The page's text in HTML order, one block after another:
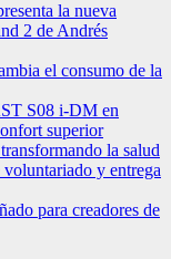
la nueva
2 de Andrés
el consumo de la
S08 i-DM en
superior
la salud
y entrega
para creadores de